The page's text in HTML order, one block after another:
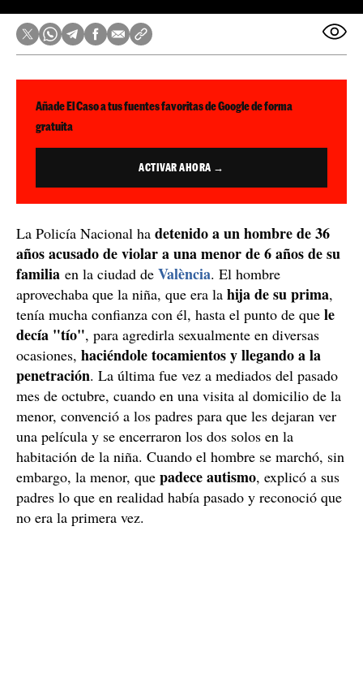
Añade El Caso a tus fuentes favoritas de Google de forma
gratuita
ACTIVAR AHORA →
La Policía Nacional ha detenido a un hombre de 36
años acusado de violar a una menor de 6 años de su
familia en la ciudad de València. El hombre
aprovechaba que la niña, que era la hija de su prima,
tenía mucha confianza con él, hasta el punto de que le
decía "tío", para agredirla sexualmente en diversas
ocasiones, haciéndole tocamientos y llegando a la
penetración. La última fue vez a mediados del pasado
mes de octubre, cuando en una visita al domicilio de la
menor, convenció a los padres para que les dejaran ver
una película y se encerraron los dos solos en la
habitación de la niña. Cuando el hombre se marchó, sin
embargo, la menor, que padece autismo, explicó a sus
padres lo que en realidad había pasado y reconoció que
no era la primera vez.